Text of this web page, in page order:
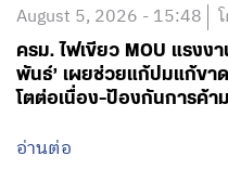
August 5, 2026 - 15:48
ครม. ไฟเขียว MOU แรงง
พันธ์’ เผยช่วยแก้ปมแก้ขา
โตต่อเนื่อง-ป้องกันการค้า
อ่านต่อ